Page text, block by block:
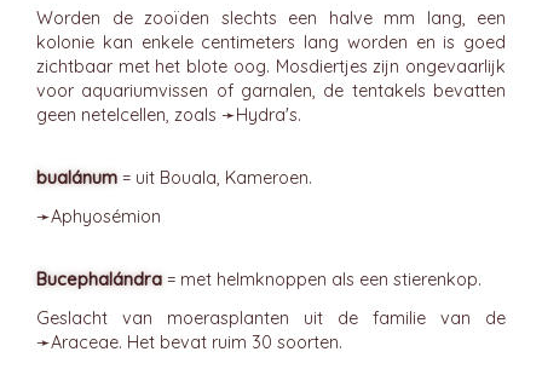
Worden de zooïden slechts een halve mm lang, een
kolonie kan enkele centimeters lang worden en is goed
zichtbaar met het blote oog. Mosdiertjes zijn ongevaarlijk
voor aquariumvissen of garnalen, de tentakels bevatten
geen netelcellen, zoals ➛Hydra's.
bualánum = uit Bouala, Kameroen.
➛Aphyosémion
Bucephalándra = met helmknoppen als een stierenkop.
Geslacht van moerasplanten uit de familie van de
➛Araceae. Het bevat ruim 30 soorten.